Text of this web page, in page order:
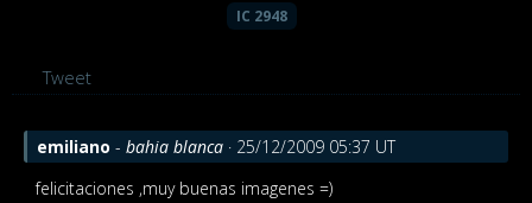
IC 2948
Tweet
emiliano - bahia blanca · 25/12/2009 05:37 UT
felicitaciones ,muy buenas imagenes =)